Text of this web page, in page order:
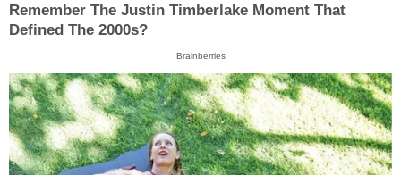
Remember The Justin Timberlake Moment That
Defined The 2000s?
Brainberries